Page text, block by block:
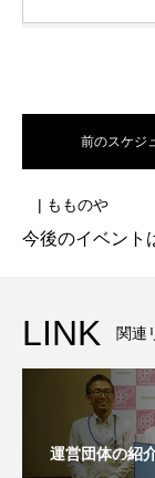
前のスケジ
| もものや
今後のイベント
LINK 関連
運営団体の紹